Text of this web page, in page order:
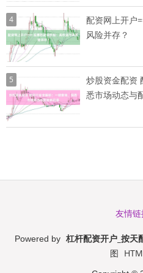
4
配资网上开户
风险并存？
5
炒股资金配资
悉市场动态与
友情链
Powered by 杠杆配资开户_按天
图